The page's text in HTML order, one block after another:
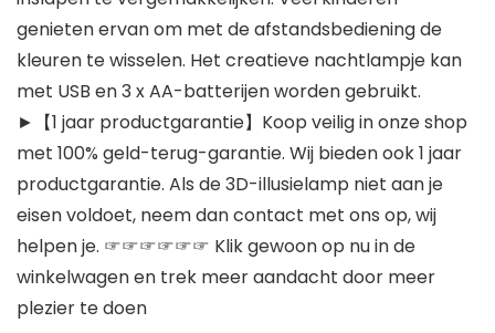
genieten ervan om met de afstandsbediening de
kleuren te wisselen. Het creatieve nachtlampje kan
met USB en 3 x AA-batterijen worden gebruikt.
►【1 jaar productgarantie】Koop veilig in onze shop
met 100% geld-terug-garantie. Wij bieden ook 1 jaar
productgarantie. Als de 3D-illusielamp niet aan je
eisen voldoet, neem dan contact met ons op, wij
helpen je. ☞☞☞☞☞☞ Klik gewoon op nu in de
winkelwagen en trek meer aandacht door meer
plezier te doen